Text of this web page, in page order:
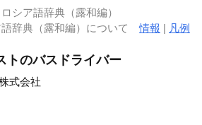
シア語辞典（露和編）
語辞典（露和編）について情報 | 凡例
トのバスドライバー
式会社